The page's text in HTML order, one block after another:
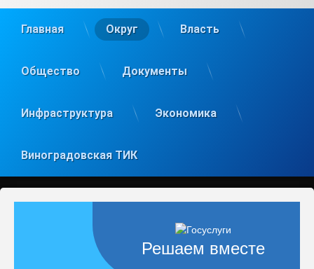
Главная Округ Власть
Общество Документы
Инфраструктура Экономика
Виноградовская ТИК
Решаем вместе